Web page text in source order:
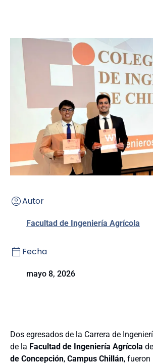
Autor
Facultad de Ingeniería Agrícola
Fecha
mayo 8, 2026
Dos egresados de la Carrera de
de la Facultad de Ingeniería Agrícola
de Concepción, Campus Chillán, fueron